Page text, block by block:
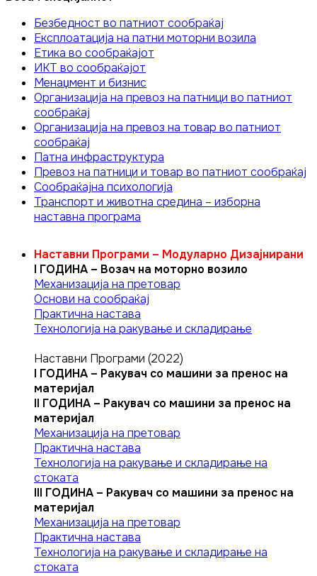
Безбедност во патниот сообраќај
Експлоатација на патни моторни возила
Етика во соoбраќајот
ИКТ во сообраќајот
Менаџмент и бизнис
Организација на превоз на патници во патниот
сообраќај
Организација на превоз на товар во патниот
сообраќај
Патна инфраструктура
Превоз на патници и товар во патниот сообраќај
Сообраќајна психологија
Транспорт и животна средина – изборна
наставна програма
Наставни Програми – Модуларно Дизајнирани
I ГОДИНА – Возач на моторно возило
Механизација на претовар
Основи на сообраќај
Практична настава
Технологија на ракување и складирање
Наставни Програми (2022)
I ГОДИНА – Ракувач со машини за пренос на
материјал
II ГОДИНА – Ракувач со машини за пренос на
материјал
Механизација на претовар
Практична настава
Технологија на ракување и складирање на
стоката
III ГОДИНА – Ракувач со машини за пренос на
материјал
Механизација на претовар
Практична настава
Технологија на ракување и складирање на
стоката